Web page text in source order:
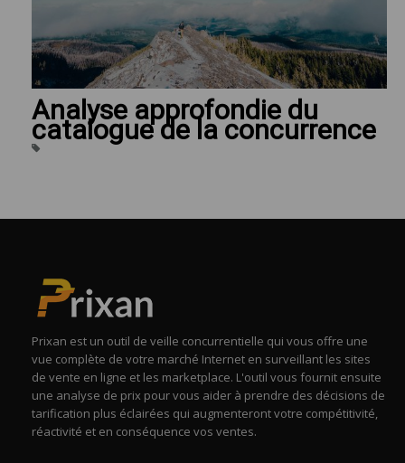
Analyse approfondie du
catalogue de la concurrence
Prixan est un outil de veille concurrentielle qui vous offre une
vue complète de votre marché Internet en surveillant les sites
de vente en ligne et les marketplace. L'outil vous fournit ensuite
une analyse de prix pour vous aider à prendre des décisions de
tarification plus éclairées qui augmenteront votre compétitivité,
réactivité et en conséquence vos ventes.